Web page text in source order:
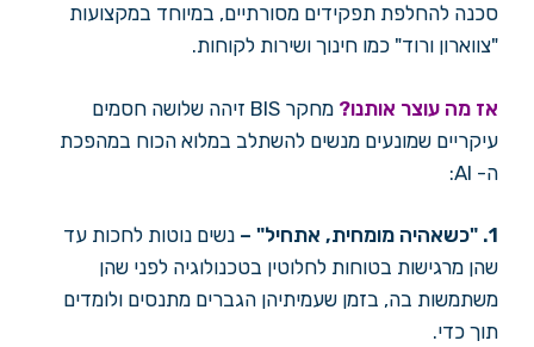
סכנה להחלפת תפקידים מסורתיים, במיוחד במקצועות
"צווארון ורוד" כמו חינוך ושירות לקוחות.
אז מה עוצר אותנו?
מחקר BIS זיהה שלושה חסמים
עיקריים שמונעים מנשים להשתלב במלוא הכוח במהפכת
ה- AI:
1. " כשאהיה מומחית, אתחיל" – נשים נוטות לחכות עד
שהן מרגישות בטוחות לחלוטין בטכנולוגיה לפני שהן
משתמשות בה, בזמן שעמיתיהן הגברים מתנסים ולומדים
תוך כדי.